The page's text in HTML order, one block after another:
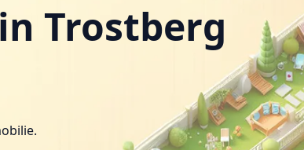
Trostberg